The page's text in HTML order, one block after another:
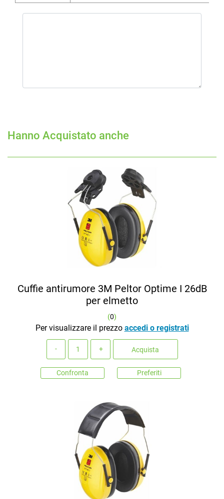
Hanno Acquistato anche
Cuffie antirumore 3M Peltor Optime I 26dB
per elmetto
(0)
Per visualizzare il prezzo accedi o registrati
Acquista
Confronta Preferiti